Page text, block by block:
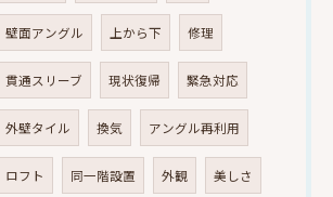
壁面アングル 上から下 修理
貫通スリーブ 現状復帰 緊急対応
外壁タイル 換気 アングル再利用
ロフト 同一階設置 外観 美しさ